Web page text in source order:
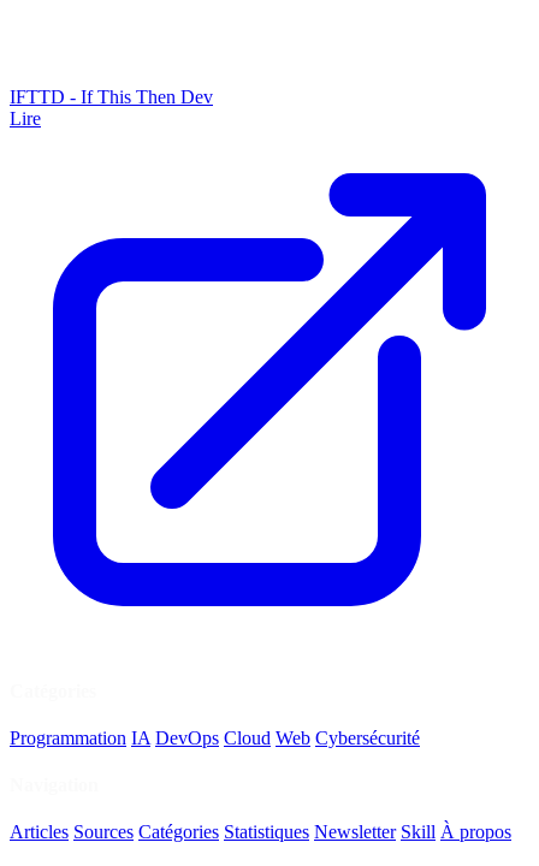
IFTTD - If This Then Dev
Lire
Programmation IA DevOps Cloud Web Cybersécurité
Articles Sources Catégories Statistiques Newsletter Skill À propos